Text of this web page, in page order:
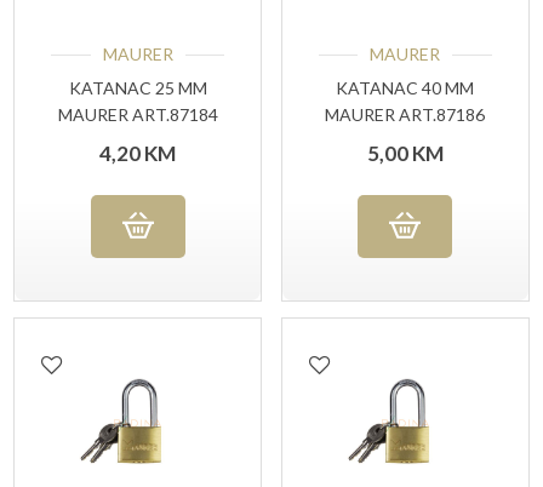
MAURER
KATANAC 25 MM
MAURER ART.87184
4,20KM
MAURER
KATANAC 40 MM
MAURER ART.87186
5,00KM